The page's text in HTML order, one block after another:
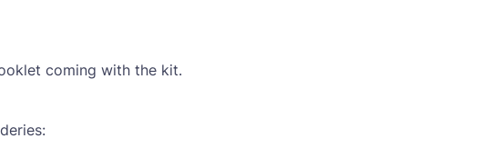
coming with the kit.